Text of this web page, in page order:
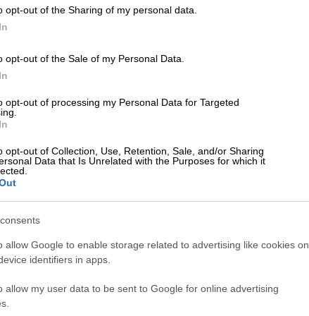
opt-out of the Sharing of my personal data.
opt-out of the Sale of my Personal Data.
opt-out of processing my Personal Data for Targeted
opt-out of Collection, Use, Retention, Sale, and/or Sharing
Data that Is Unrelated with the Purposes for which it
allow Google to enable storage related to advertising like cookies on
identifiers in apps.
allow my user data to be sent to Google for online advertising
χοίρων, που διαπιστώθηκαν πλήρως
αρνητικά.
Κόσμος|11.02.2020 18:16
της έξαρσης της αφρικανικής
πανώλης
έχει λάβει μέτρα για την
αντιμετώπιση της κατάστασης, όπως
απαγόρευση μεταφοράς χοιρινού
κρέατος και χοίρων από την περιοχή